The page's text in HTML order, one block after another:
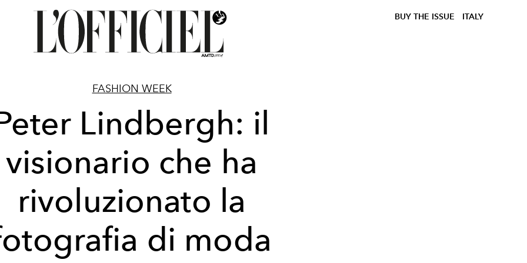
BUY THE ISSUE ITALY
FASHION WEEK
Lindbergh: il
visionario che ha
rivoluzionato la
di moda